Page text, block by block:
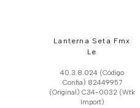
Lanterna Seta Fmx
Le
40.3.8.024 (Código
Confia) 82449957
(Original) C34-0032 (Wtk
Import)